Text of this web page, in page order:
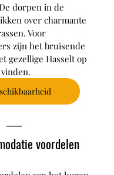
dorpen in de
over charmante
Voor
zijn het bruisende
gezellige Hasselt op
voordelen